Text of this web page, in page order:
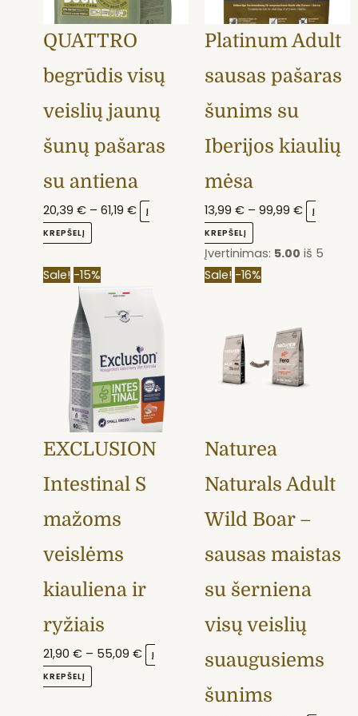
QUATTRO
begrūdis visų
veislių jaunų
šunų pašaras
su antiena
20,39 € – 61,19 €
Į
KREPŠELĮ
may
be
on
the
product
page
Platinum Adult
sausas pašaras
šunims su
Iberijos kiaulių
mėsa
13,99 € – 99,99 €
Į
KREPŠELĮ
may
be
on
the
page
Įvertinimas: 5.00 iš 5
Sale! -15%
EXCLUSION
Intestinal S
mažoms
veislėms
kiauliena ir
ryžiais
21,90 € – 55,09 €
21,90 €
55,09 €
Į
KREPŠELĮ
This
product
has
multiple
variants.
The
options
may
be
on
the
page
Sale! -16%
Naturea
Naturals Adult
Wild Boar –
sausas maistas
su šerniena
visų veislių
suaugusiems
šunims
through
This
multiple
variants.
The
be
on
the
page